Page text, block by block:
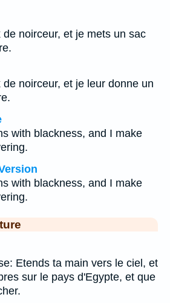
noirceur, et je mets un sac
noirceur, et je leur donne un
with blackness, and I make
with blackness, and I make
Etends ta main vers le ciel, et
sur le pays d'Egypte, et que